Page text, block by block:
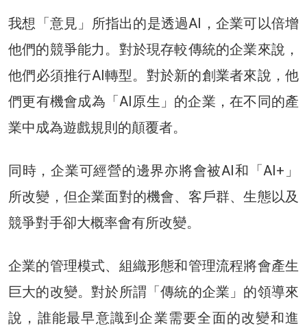
我想「意見」所指出的是透過AI，企業可以倍增
他們的競爭能力。對於現存較傳統的企業來說，
他們必須推行AI轉型。對於新的創業者來說，他
們更有機會成為「AI原生」的企業，在不同的產
業中成為遊戲規則的顛覆者。
同時，企業可經營的邊界亦將會被AI和「AI+」
所改變，但企業面對的機會、客戶群、生態以及
競爭對手卻大概率會有所改變。
企業的管理模式、組織形態和管理流程將會產生
巨大的改變。對於所謂「傳統的企業」的領導來
說，誰能最早意識到企業需要全面的改變和進